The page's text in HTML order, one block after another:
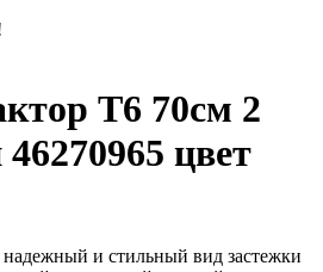
Т6 70см 2
46270965 цвет
надежный и стильный вид застежки